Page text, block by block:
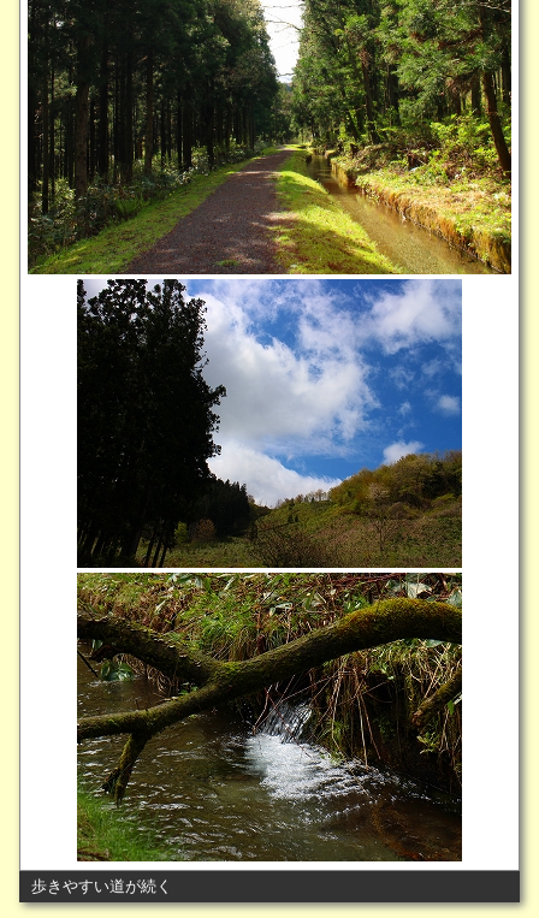
歩きやすい道が続く